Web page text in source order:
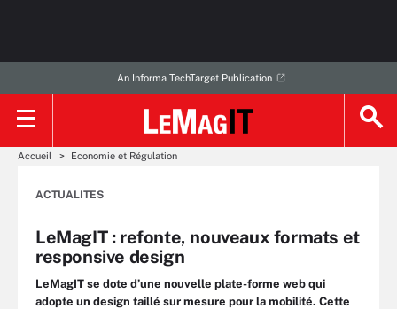
An Informa TechTarget Publication
Accueil Economie et Régulation
ACTUALITES
LeMagIT : refonte, nouveaux formats et
responsive design
LeMagIT se dote d’une nouvelle plate-forme web qui
adopte un design taillé sur mesure pour la mobilité. Cette